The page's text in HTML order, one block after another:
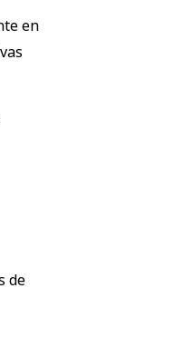
en
de